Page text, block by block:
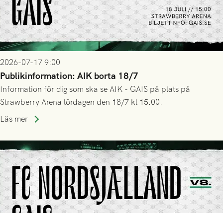
2026-07-17 9:00
Publikinformation: AIK borta 18/7
Information för dig som ska se AIK - GAIS på plats på
Strawberry Arena lördagen den 18/7 kl 15.00.
Läs mer